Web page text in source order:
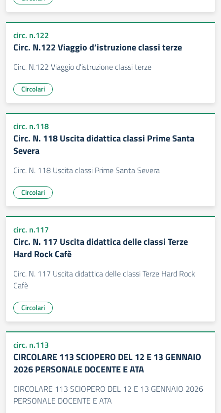
circ. n.122
Circ. N.122 Viaggio d’istruzione classi terze
Circ. N.122 Viaggio d'istruzione classi terze
Circolari
circ. n.118
Circ. N. 118 Uscita didattica classi Prime Santa
Severa
Circ. N. 118 Uscita classi Prime Santa Severa
Circolari
circ. n.117
Circ. N. 117 Uscita didattica delle classi Terze
Hard Rock Cafè
Circ. N. 117 Uscita didattica delle classi Terze Hard Rock
Cafè
Circolari
circ. n.113
CIRCOLARE 113 SCIOPERO DEL 12 E 13 GENNAIO
2026 PERSONALE DOCENTE E ATA
CIRCOLARE 113 SCIOPERO DEL 12 E 13 GENNAIO 2026
PERSONALE DOCENTE E ATA